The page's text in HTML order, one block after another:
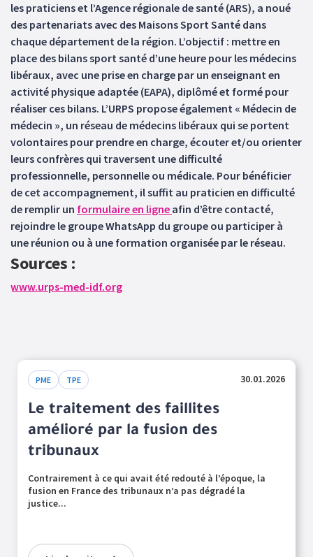
les praticiens et l’Agence régionale de santé (ARS), a noué
des partenariats avec des Maisons Sport Santé dans
chaque département de la région. L’objectif : mettre en
place des bilans sport santé d’une heure pour les médecins
libéraux, avec une prise en charge par un enseignant en
activité physique adaptée (EAPA), diplômé et formé pour
réaliser ces bilans. L’URPS propose également « Médecin de
médecin », un réseau de médecins libéraux qui se portent
volontaires pour prendre en charge, écouter et/ou orienter
leurs confrères qui traversent une difficulté
professionnelle, personnelle ou médicale. Pour bénéficier
de cet accompagnement, il suffit au praticien en difficulté
de remplir un formulaire en ligne afin d’être contacté,
rejoindre le groupe WhatsApp du groupe ou participer à
une réunion ou à une formation organisée par le réseau.
Sources :
www.urps-med-idf.org
PME TPE 30.01.2026
Le traitement des faillites
amélioré par la fusion des
tribunaux
Contrairement à ce qui avait été redouté à l’époque, la
fusion en France des tribunaux n’a pas dégradé la
justice...